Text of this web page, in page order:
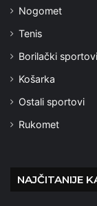
Nogomet
Tenis
Borilački sportovi
Košarka
Ostali sportovi
Rukomet
NAJČITANIJE